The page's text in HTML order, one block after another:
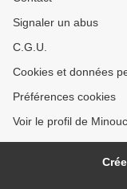
Signaler un abus
C.G.U.
Cookies et données
Préférences cookies
Voir le profil de